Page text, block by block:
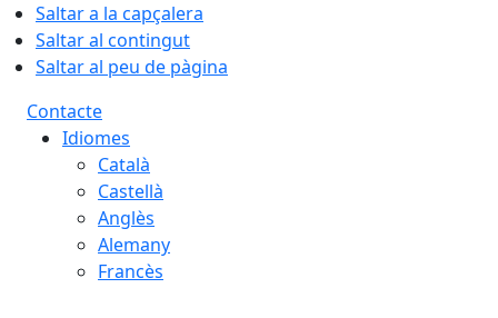
Saltar a la capçalera
Saltar al contingut
Saltar al peu de pàgina
Contacte
Idiomes
Català
Castellà
Anglès
Alemany
Francès